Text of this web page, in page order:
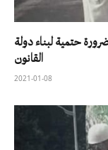
حتمية لبناء دولة
القانون
2021-01-08